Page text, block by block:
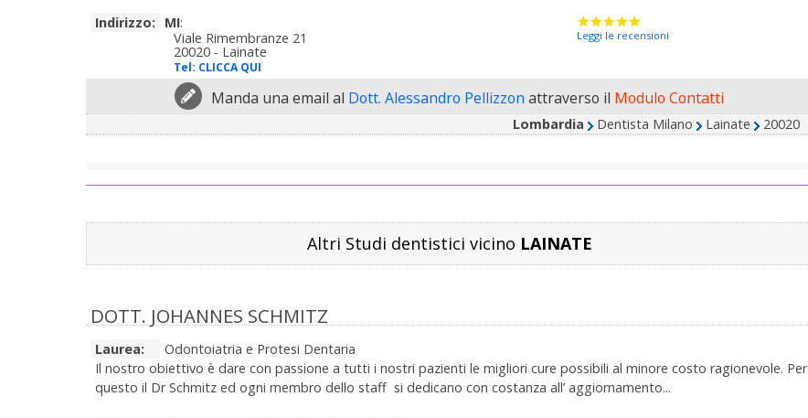
Indirizzo:
MI:
Viale Rimembranze 21
20020 - Lainate
Tel: CLICCA QUI
Leggi le recensioni
Manda una email al Dott. Alessandro Pellizzon attraverso il Modulo Contatti
Lombardia Dentista Milano Lainate 20020
Altri Studi dentistici vicino LAINATE
DOTT. JOHANNES SCHMITZ
Laurea:
Odontoiatria e Protesi Dentaria
Il nostro obiettivo è dare con passione a tutti i nostri pazienti le migliori cure possibili al minore costo ragionevole. Per
questo il Dr Schmitz ed ogni membro dello staff si dedicano con costanza all’ aggiornamento...